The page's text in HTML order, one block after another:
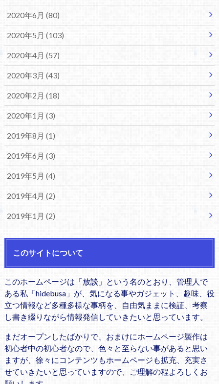
2020年6月 (80)
2020年5月 (103)
2020年4月 (57)
2020年3月 (43)
2020年2月 (18)
2020年1月 (3)
2019年8月 (1)
2019年6月 (3)
2019年5月 (4)
2019年4月 (2)
2019年1月 (2)
このサイトについて
このホームページは「放談」という名のとおり、管理人で
ある私「hidebusa」が、気になる事やガジェット、趣味、役
立つ情報など多種多様な事柄を、自由気ままに検証、考察
し書き綴りながら情報発信していきたいと思っています。
まだオープンしたばかりで、おまけにホームページ製作は
初心者中の初心者なので、色々と至らない事があると思い
ますが、徐々にコンテンツもホームページも拡充、充実さ
せていきたいと思っていますので、ご理解の程よろしくお